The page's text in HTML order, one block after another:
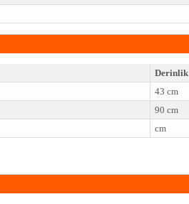
Derinlik
43 cm
90 cm
cm